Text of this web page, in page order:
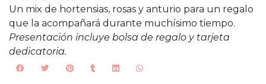
Un mix de hortensias, rosas y anturio para un regalo
que la acompañará durante muchísimo tiempo.
Presentación incluye bolsa de regalo y tarjeta
dedicatoria.